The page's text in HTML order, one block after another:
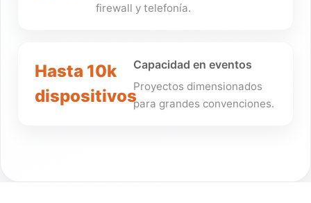
firewall y telefonía.
Hasta 10k
dispositivos
Capacidad en eventos
Proyectos dimensionados
para grandes convenciones.